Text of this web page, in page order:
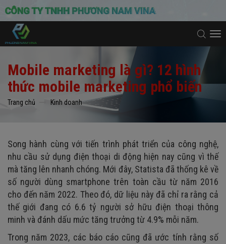
Mobile marketing là gì? 12 hình
thức mobile marketing phổ biến
Trang chủ Kinh doanh
Song hành cùng với tiến trình phát triển của công nghệ,
nhu cầu sử dụng điện thoại di động hiện nay cũng vì thế
mà tăng lên nhanh chóng. Mới đây, Statista đã thống kê về
số người dùng smartphone trên toàn cầu từ năm 2016
cho đến năm 2022. Theo đó, dữ liệu này đã chỉ ra rằng cả
thế giới đang có 6.6 tỷ người sở hữu điện thoại thông
minh và đánh dấu mức tăng trưởng từ 4.9% mỗi năm.
Trong năm 2023, các báo cáo cũng đã ước tính rằng số